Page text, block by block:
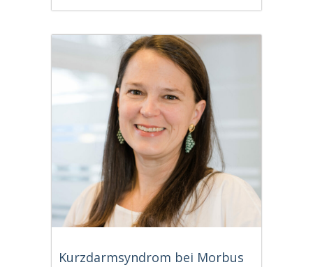
Kurzdarmsyndrom bei Morbus